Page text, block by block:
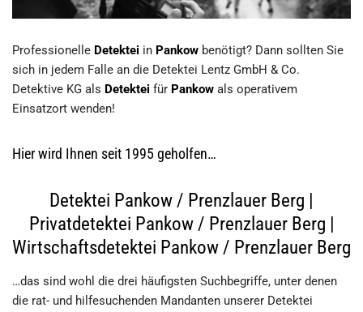
Professionelle Detektei in Pankow benötigt? Dann sollten Sie
sich in jedem Falle an die Detektei Lentz GmbH & Co.
Detektive KG als Detektei für Pankow als operativem
Einsatzort wenden!
Hier wird Ihnen seit 1995 geholfen…
Detektei Pankow / Prenzlauer Berg |
Privatdetektei Pankow / Prenzlauer Berg |
Wirtschaftsdetektei Pankow / Prenzlauer Berg
…das sind wohl die drei häufigsten Suchbegriffe, unter denen
die rat- und hilfesuchenden Mandanten unserer Detektei